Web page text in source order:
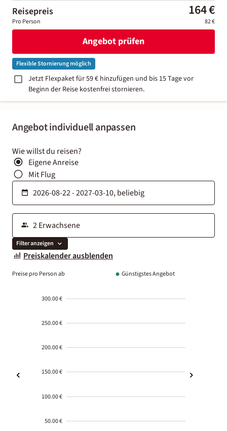
Angebot individuell anpassen
Wie willst du reisen?
Eigene Anreise
Mit Flug
Filter anzeigen
Preiskalender ausblenden
Preise pro Person ab Günstigstes Angebot
300.00 €
250.00 €
200.00 €
150.00 €
100.00 €
50.00 €
Reisepreis 164 €
Pro Person 82 €
Angebot prüfen
Flexible Stornierung möglich
Jetzt Flexpaket für 59 € hinzufügen und bis 15 Tage vor
Beginn der Reise kostenfrei stornieren.